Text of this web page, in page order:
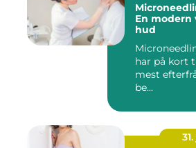
En modern
hud
har på kort
mest
be...